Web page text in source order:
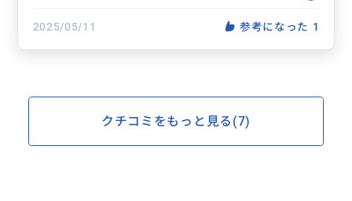
2025/05/11 参考になった 1
クチコミをもっと見る(7)